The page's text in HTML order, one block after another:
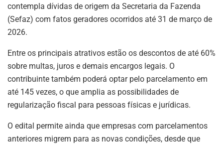
contempla dívidas de origem da Secretaria da Fazenda
(Sefaz) com fatos geradores ocorridos até 31 de março de
2026.
Entre os principais atrativos estão os descontos de até 60%
sobre multas, juros e demais encargos legais. O
contribuinte também poderá optar pelo parcelamento em
até 145 vezes, o que amplia as possibilidades de
regularização fiscal para pessoas físicas e jurídicas.
O edital permite ainda que empresas com parcelamentos
anteriores migrem para as novas condições, desde que